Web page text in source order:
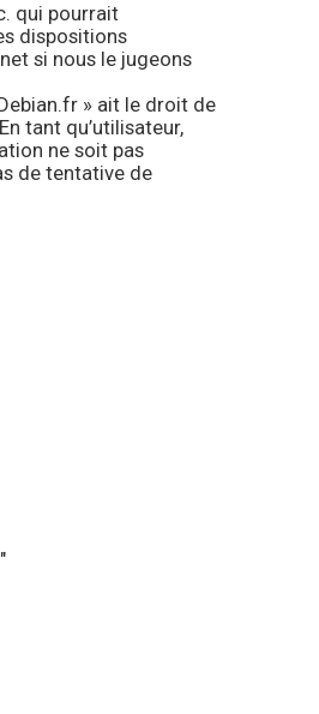
qui pourrait
dispositions
si nous le jugeons
» ait le droit de
tant qu’utilisateur,
ne soit pas
de tentative de